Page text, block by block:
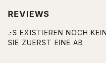
REVIEWS
ES EXISTIEREN NOCH
SIE ZUERST EINE AB.